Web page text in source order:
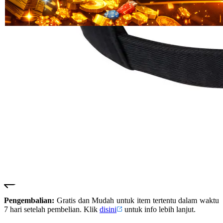
Read
13
Reviews.
HT OFFICIAL
SUSTER123
SUSTER 123
Pengembalian: Gratis dan Mudah untuk item tertentu dalam waktu
7 hari setelah pembelian. Klik disini untuk info lebih lanjut.